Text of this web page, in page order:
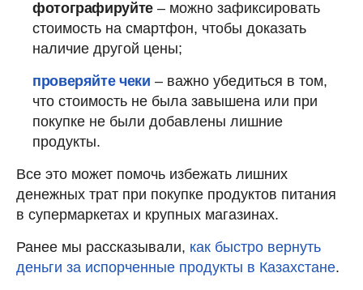
фотографируйте– можно зафиксировать
стоимость на смартфон, чтобы доказать
наличие другой цены;
проверяйте чеки – важно убедиться в том,
что стоимость не была завышена или при
покупке не были добавлены лишние
продукты.
Все это может помочь избежать лишних
денежных трат при покупке продуктов питания
в супермаркетах и крупных магазинах.
Ранее мы рассказывали, как быстро вернуть
деньги за испорченные продукты в Казахстане.